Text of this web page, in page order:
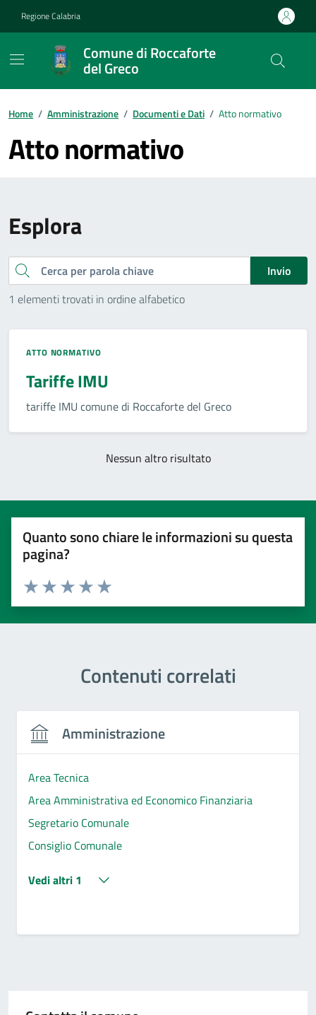
Regione Calabria
Comune di Roccaforte
del Greco
Home / Amministrazione / Documenti e Dati / Atto normativo
Atto normativo
Esplora
Cerca
Invio
1 elementi trovati in ordine alfabetico
ATTO NORMATIVO
Tariffe IMU
tariffe IMU comune di Roccaforte del Greco
Nessun altro risultato
Quanto sono chiare le informazioni su questa
pagina?
Valuta 5 stelle su 5
Valuta 4 stelle su 5
Valuta 3 stelle su 5
Valuta 2 stelle su 5
Valuta 1 stelle su 5
Contenuti correlati
Amministrazione
Area Tecnica
Area Amministrativa ed Economico Finanziaria
Segretario Comunale
Consiglio Comunale
Vedi altri 1